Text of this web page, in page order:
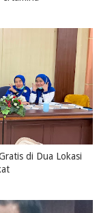
di Dua Lokasi